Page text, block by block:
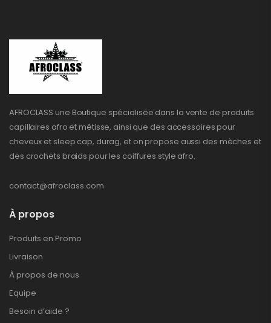
AFROCLASS une Boutique spécialisée dans la vente de produits
capillaires afro et métisse, ainsi que des accessoires pour
cheveux et sleep cap, durag, et on propose aussi des mèches et
des crochets braids pour les coiffures style afro.
contact@afroclass.com
À propos
Produits en Promo
Livraison
À propos de nous
Equipe
Besoin d’aide ?